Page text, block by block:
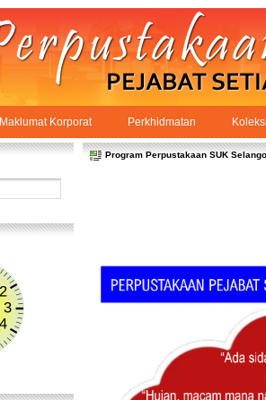
Maklumat Korporat Perkhidmatan
Program Perpustakaan SUK